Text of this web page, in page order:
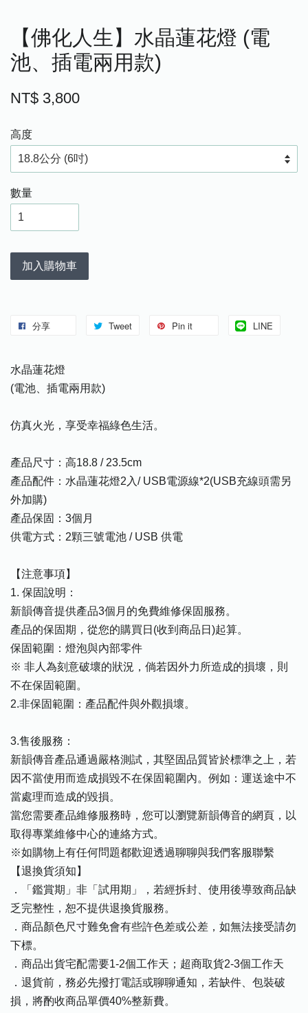
【佛化人生】水晶蓮花燈 (電
池、插電兩用款)
NT$ 3,800
高度
數量
加入購物車
分享 Tweet Pin it LINE
水晶蓮花燈
(電池、插電兩用款)
仿真火光，享受幸福綠色生活。
產品尺寸：高18.8 / 23.5cm
產品配件：水晶蓮花燈2入/ USB電源線*2(USB充線頭需另
外加購)
產品保固：3個月
供電方式：2顆三號電池 / USB 供電
【注意事項】
1. 保固說明：
新韻傳音提供產品3個月的免費維修保固服務。
產品的保固期，從您的購買日(收到商品日)起算。
保固範圍：燈泡與內部零件
※ 非人為刻意破壞的狀況，倘若因外力所造成的損壞，則
不在保固範圍。
2.非保固範圍：產品配件與外觀損壞。
3.售後服務：
新韻傳音產品通過嚴格測試，其堅固品質皆於標準之上，若
因不當使用而造成損毀不在保固範圍內。例如：運送途中不
當處理而造成的毀損。
當您需要產品維修服務時，您可以瀏覽新韻傳音的網頁，以
取得專業維修中心的連絡方式。
※如購物上有任何問題都歡迎透過聊聊與我們客服聯繫
【退換貨須知】
．「鑑賞期」非「試用期」，若經拆封、使用後導致商品缺
乏完整性，恕不提供退換貨服務。
．商品顏色尺寸難免會有些許色差或公差，如無法接受請勿
下標。
．商品出貨宅配需要1-2個工作天；超商取貨2-3個工作天
．退貨前，務必先撥打電話或聊聊通知，若缺件、包裝破
損，將酌收商品單價40%整新費。